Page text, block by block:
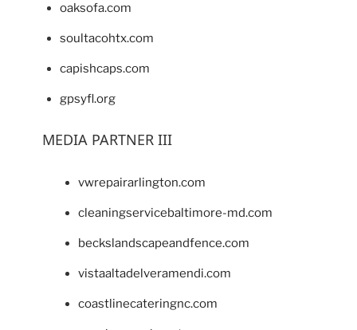
oaksofa.com
soultacohtx.com
capishcaps.com
gpsyfl.org
MEDIA PARTNER III
vwrepairarlington.com
cleaningservicebaltimore-md.com
beckslandscapeandfence.com
vistaaltadelveramendi.com
coastlinecateringnc.com